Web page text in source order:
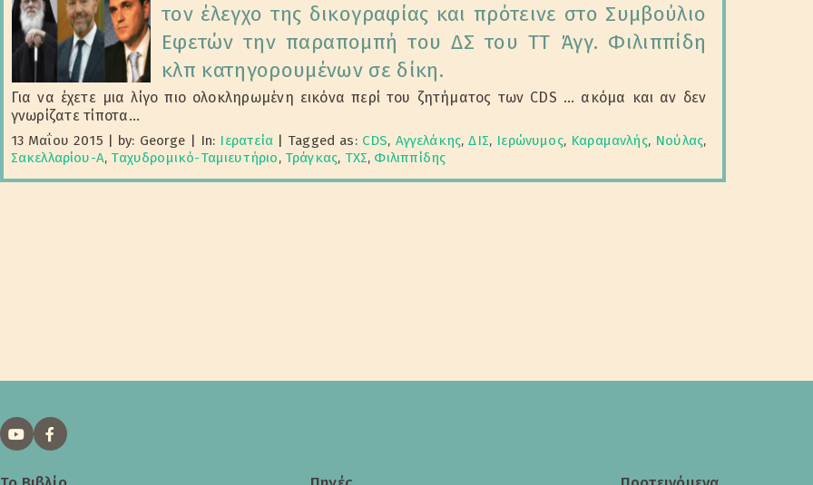
τον έλεγχο της δικογραφίας και πρότεινε στο Συμβούλιο
Εφετών την παραπομπή του ΔΣ του ΤΤ Άγγ. Φιλιππίδη
κλπ κατηγορουμένων σε δίκη.
Για να έχετε μια λίγο πιο ολοκληρωμένη εικόνα περί του ζητήματος των CDS ... ακόμα και αν δεν
γνωρίζατε τίποτα...
13 Μαΐου 2015 | by: George | In: Ιερατεία| Tagged as: CDS, Αγγελάκης,ΔΙΣ, Ιερώνυμος, Καραμανλής, Νούλας,
Σακελλαρίου-Α, Ταχυδρομικό-Ταμιευτήριο, Τράγκας, ΤΧΣ, Φιλιππίδης